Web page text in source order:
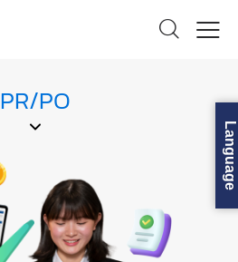
PR/PO
Language